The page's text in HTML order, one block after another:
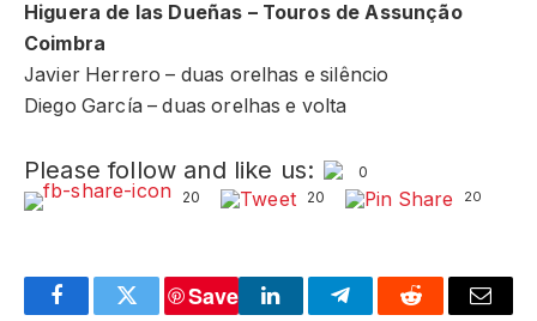
Higuera de las Dueñas – Touros de Assunção
Coimbra
Javier Herrero – duas orelhas e silêncio
Diego García – duas orelhas e volta
Please follow and like us:
0
20
20 20
FacebookTwitter
Save
LinkedInTelegramReddit Email